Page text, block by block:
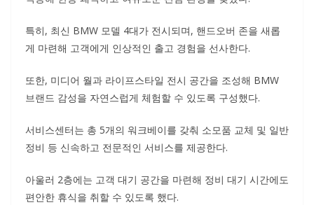
특히, 최신 BMW 모델 4대가 전시되며, 핸드오버 존을 새롭
게 마련해 고객에게 인상적인 출고 경험을 선사한다.
또한, 미디어 월과 라이프스타일 전시 공간을 조성해 BMW
브랜드 감성을 자연스럽게 체험할 수 있도록 구성했다.
서비스센터는 총 5개의 워크베이를 갖춰 소모품 교체 및 일반
정비 등 신속하고 전문적인 서비스를 제공한다.
아울러 2층에는 고객 대기 공간을 마련해 정비 대기 시간에도
편안한 휴식을 취할 수 있도록 했다.